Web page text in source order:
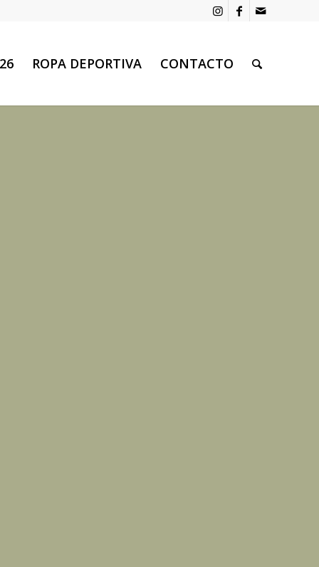
ROPA DEPORTIVA CONTACTO